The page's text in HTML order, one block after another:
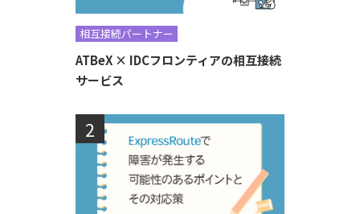
相互接続パートナー
ATBeX × IDCフロンティアの相互接続
サービス